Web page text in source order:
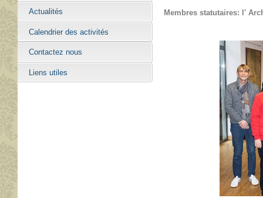
Actualités
Calendrier des activités
Contactez nous
Liens utiles
Membres statutaires: l'